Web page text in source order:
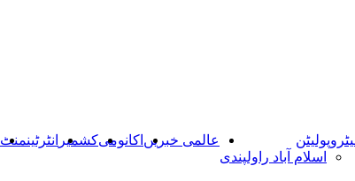
اسلام آباد راولپندی
عالمی خبریں اکانومیکشمیر انٹرٹینمنٹ